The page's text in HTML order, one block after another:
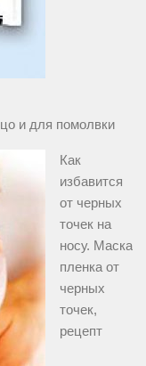
и для помолвки
Как
избавится
от черных
точек на
носу. Маска
пленка от
черных
точек,
рецепт